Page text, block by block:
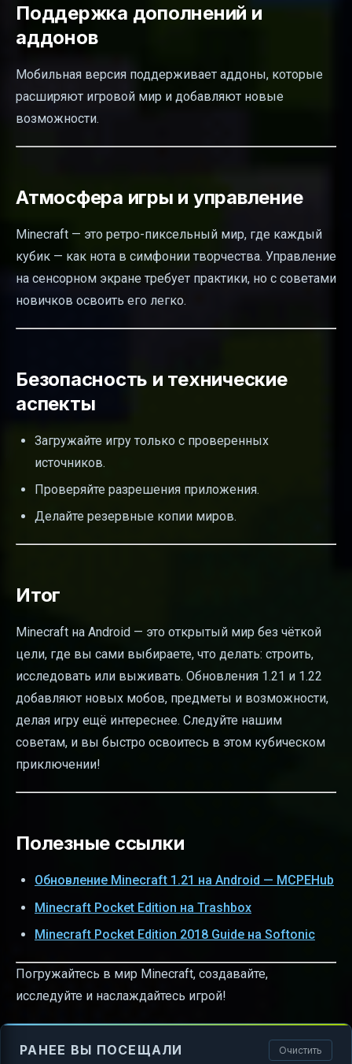
Поддержка дополнений и
аддонов
Мобильная версия поддерживает аддоны, которые
расширяют игровой мир и добавляют новые
возможности.
Атмосфера игры и управление
Minecraft — это ретро-пиксельный мир, где каждый
кубик — как нота в симфонии творчества. Управление
на сенсорном экране требует практики, но с советами
новичков освоить его легко.
Безопасность и технические
аспекты
Загружайте игру только с проверенных
источников.
Проверяйте разрешения приложения.
Делайте резервные копии миров.
Итог
Minecraft на Android — это открытый мир без чёткой
цели, где вы сами выбираете, что делать: строить,
исследовать или выживать. Обновления 1.21 и 1.22
добавляют новых мобов, предметы и возможности,
делая игру ещё интереснее. Следуйте нашим
советам, и вы быстро освоитесь в этом кубическом
приключении!
Полезные ссылки
Обновление Minecraft 1.21 на Android — MCPEHub
Minecraft Pocket Edition на Trashbox
Minecraft Pocket Edition 2018 Guide на Softonic
Погружайтесь в мир Minecraft, создавайте,
исследуйте и наслаждайтесь игрой!
РАНЕЕ ВЫ ПОСЕЩАЛИ Очистить